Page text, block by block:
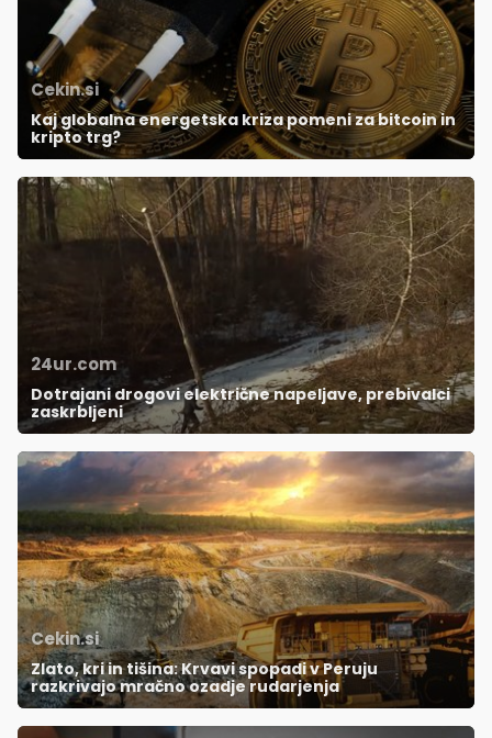
Cekin.si
Kaj globalna energetska kriza pomeni za bitcoin in
kripto trg?
24ur.com
Dotrajani drogovi električne napeljave, prebivalci
zaskrbljeni
Cekin.si
Zlato, kri in tišina: Krvavi spopadi v Peruju
razkrivajo mračno ozadje rudarjenja